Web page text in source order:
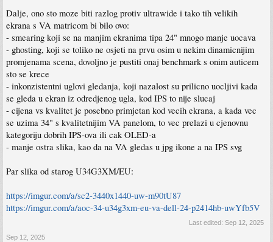
Dalje, ono sto moze biti razlog protiv ultrawide i tako tih velikih
ekrana s VA matricom bi bilo ovo:
- smearing koji se na manjim ekranima tipa 24" mnogo manje uocava
- ghosting, koji se toliko ne osjeti na prvu osim u nekim dinamicnijim
promjenama scena, dovoljno je pustiti onaj benchmark s onim auticem
sto se krece
- inkonzistentni uglovi gledanja, koji nazalost su prilicno uocljivi kada
se gleda u ekran iz odredjenog ugla, kod IPS to nije slucaj
- cijena vs kvalitet je posebno primjetan kod vecih ekrana, a kada vec
se uzima 34" s kvalitetnijim VA panelom, to vec prelazi u cjenovnu
kategoriju dobrih IPS-ova ili cak OLED-a
- manje ostra slika, kao da na VA gledas u jpg ikone a na IPS svg
Par slika od starog U34G3XM/EU:
https://imgur.com/a/sc2-3440x1440-uw-m90tU87
https://imgur.com/a/aoc-34-u34g3xm-eu-va-dell-24-p2414hb-uwYfb5V
Last edited: Sep 12, 2025
Sep 12, 2025